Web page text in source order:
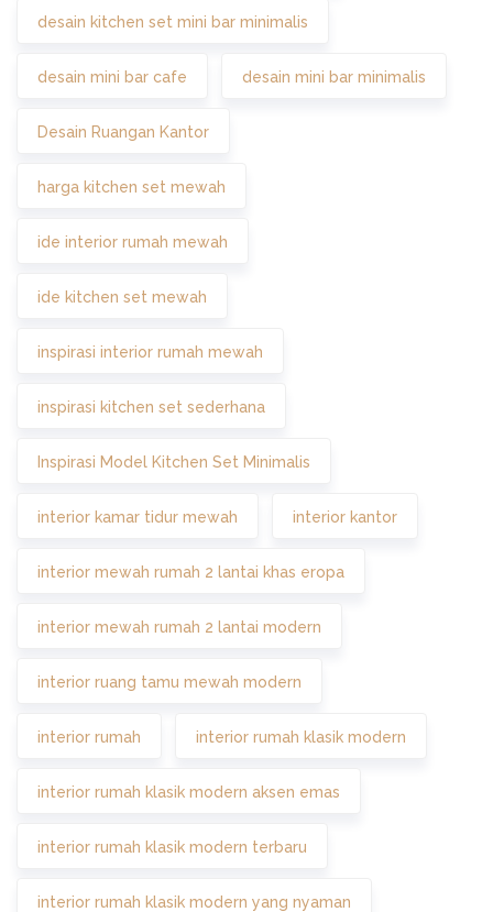
desain kitchen set mini bar minimalis
desain mini bar cafe desain mini bar minimalis
Desain Ruangan Kantor
harga kitchen set mewah
ide interior rumah mewah
ide kitchen set mewah
inspirasi interior rumah mewah
inspirasi kitchen set sederhana
Inspirasi Model Kitchen Set Minimalis
interior kamar tidur mewah interior kantor
interior mewah rumah 2 lantai khas eropa
interior mewah rumah 2 lantai modern
interior ruang tamu mewah modern
interior rumah interior rumah klasik modern
interior rumah klasik modern aksen emas
interior rumah klasik modern terbaru
interior rumah klasik modern yang nyaman